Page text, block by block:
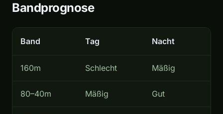
Bandprognose
Band Tag Nacht
160m Schlecht Mäßig
80–40m Mäßig Gut